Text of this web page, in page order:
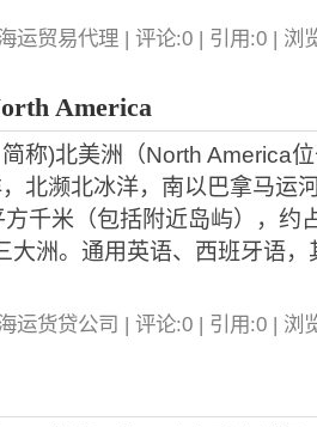
运贸易代理 | 评论:0 | 引用:0 | 浏
America
称)北美洲（North America
北濒北冰洋，南以巴拿马运
千米（包括附近岛屿），约
大洲。通用英语、西班牙语
运货贷公司 | 评论:0 | 引用:0 | 浏